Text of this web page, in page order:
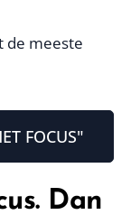
de meeste
FOCUS"
Dan